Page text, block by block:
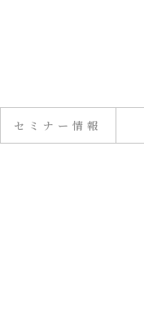
セミナー情報